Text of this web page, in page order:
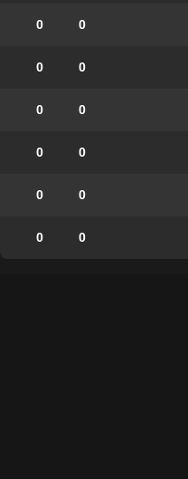
0
0
0
0
0
0
0
0
0
0
0
0